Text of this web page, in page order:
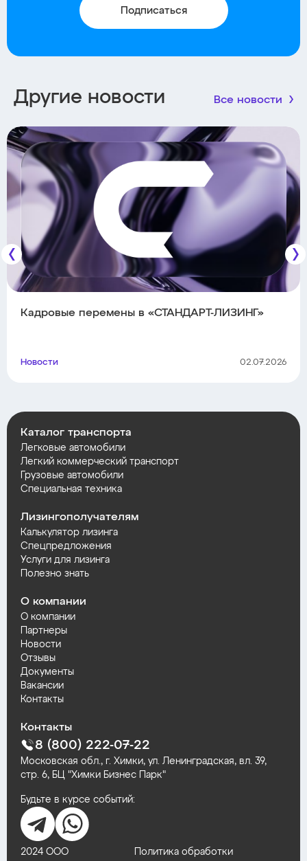
Подписаться
Другие новости Все новости
Кадровые перемены в «СТАНДАРТ-ЛИЗИНГ»
Новости 02.07.2026
Каталог транспорта
Легковые автомобили
Легкий коммерческий транспорт
Грузовые автомобили
Специальная техника
Лизингополучателям
Калькулятор лизинга
Спецпредложения
Услуги для лизинга
Полезно знать
О компании
О компании
Партнеры
Новости
Отзывы
Документы
Вакансии
Контакты
Контакты
8 (800) 222-07-22
Московская обл., г. Химки, ул. Ленинградская, вл. 39,
стр. 6, БЦ "Химки Бизнес Парк"
Будьте в курсе событий:
2024 ООО
Политика обработки